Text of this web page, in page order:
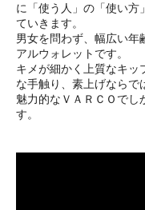
に「使う人」の「使い方
ていきます。
男女を問わず、幅広い年
アルウォレットです。
キメが細かく上質なキッ
な手触り、素上げならで
魅力的なＶＡＲＣＯでし
す。